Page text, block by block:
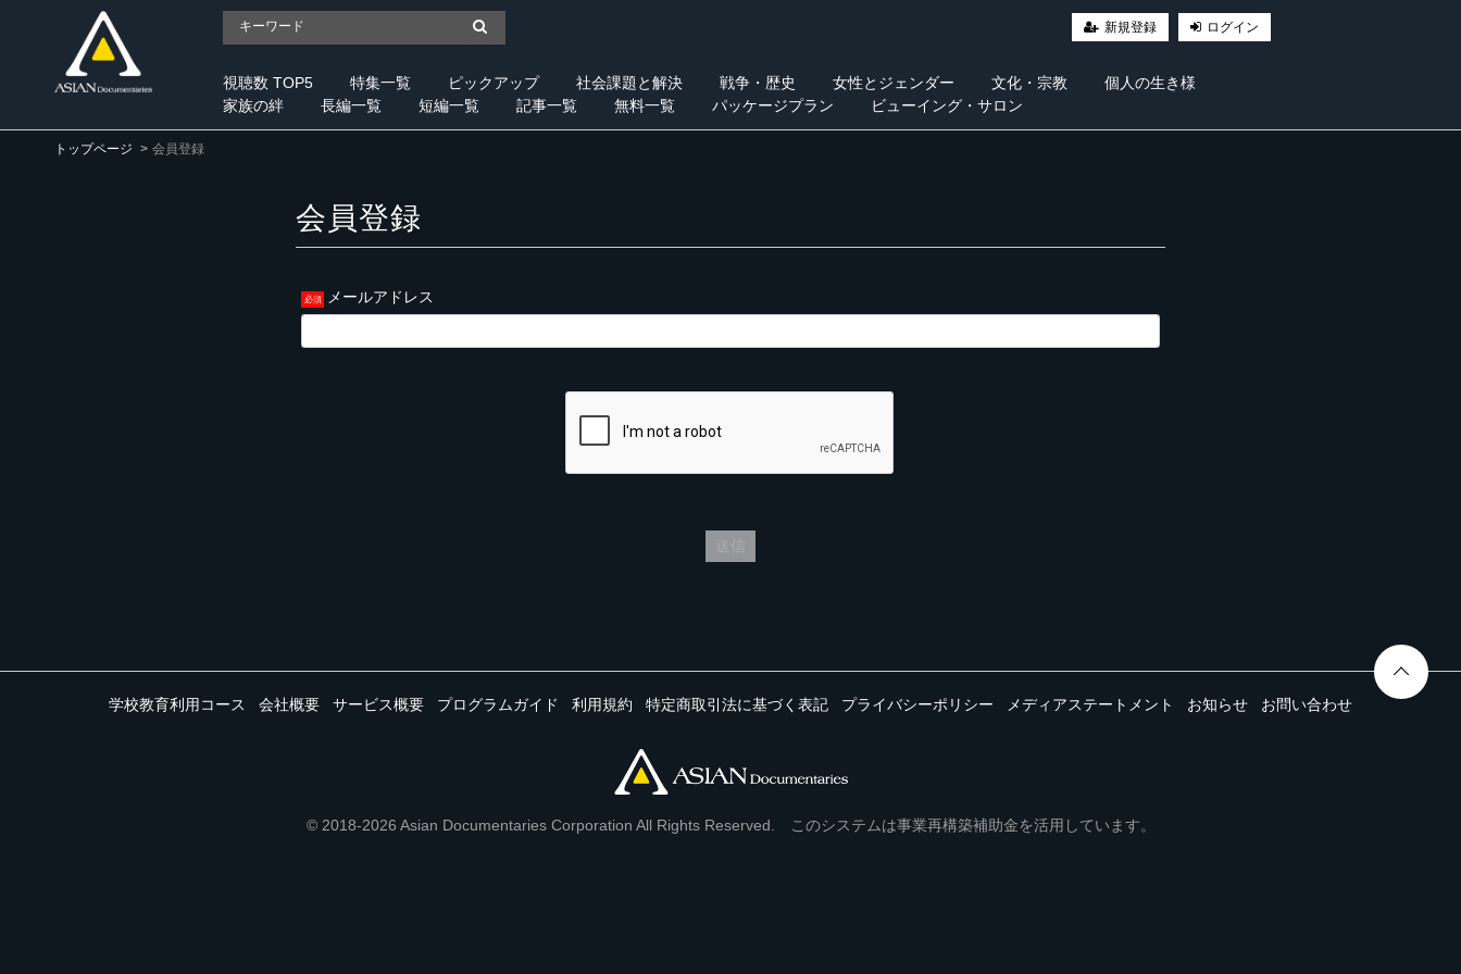
新規登録 ログイン
視聴数 TOP5 特集一覧 ピックアップ 社会課題と解決 戦争・歴史 女性とジェンダー 文化・宗教
個人の生き様
家族の絆
長編一覧 短編一覧 記事一覧 無料一覧 パッケージプラン ビューイング・サロン
トップページ 会員登録
会員登録
メールアドレス
学校教育利用コース 会社概要 サービス概要 プログラムガイド 利用規約 特定商取引法に基づく表記 プライバシーポリシー メディアステートメント お知らせ お問い合わせ
© 2018-2026 Asian Documentaries Corporation All Rights Reserved. このシステムは事業再構築補助金を活用しています。